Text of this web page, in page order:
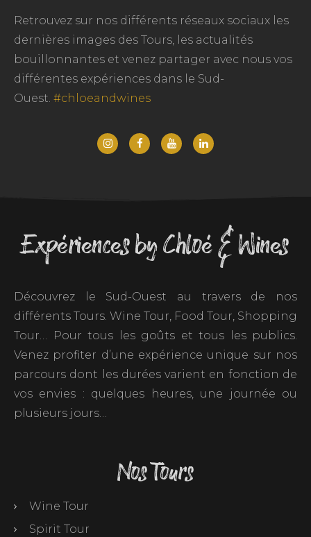
Retrouvez sur nos différents réseaux sociaux les
dernières images des Tours, les actualités
bouillonnantes et venez partager avec nous vos
différentes expériences dans le Sud-
Ouest. #chloeandwines
Expériences by Chloé & Wines
Découvrez le Sud-Ouest au travers de nos
différents Tours. Wine Tour, Food Tour, Shopping
Tour… Pour tous les goûts et tous les publics.
Venez profiter d’une expérience unique sur nos
parcours dont les durées varient en fonction de
vos envies : quelques heures, une journée ou
plusieurs jours…
Nos Tours
Wine Tour
Spirit Tour